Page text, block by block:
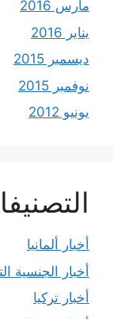
مارس 2016
يناير 2016
ديسمبر 2015
نوفمبر 2015
يونيو 2012
أخبار ألمانيا
أخبار الجنسية
أخبار تركيا